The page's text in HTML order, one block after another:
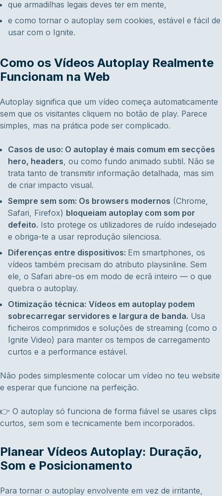
que armadilhas legais deves ter em mente,
e como tornar o autoplay sem cookies, estável e fácil de
usar com o Ignite.
Como os Vídeos Autoplay Realmente
Funcionam na Web
Autoplay significa que um vídeo começa automaticamente
sem que os visitantes cliquem no botão de play. Parece
simples, mas na prática pode ser complicado.
Casos de uso: O autoplay é mais comum em secções
hero, headers, ou como fundo animado subtil. Não se
trata tanto de transmitir informação detalhada, mas sim
de criar impacto visual.
Sempre sem som: Os browsers modernos (Chrome,
Safari, Firefox) bloqueiam autoplay com som por
defeito. Isto protege os utilizadores de ruído indesejado
e obriga-te a usar reprodução silenciosa.
Diferenças entre dispositivos: Em smartphones, os
vídeos também precisam do atributo playsinline. Sem
ele, o Safari abre-os em modo de ecrã inteiro — o que
quebra o autoplay.
Otimização técnica: Vídeos em autoplay podem
sobrecarregar servidores e largura de banda. Usa
ficheiros comprimidos e soluções de streaming (como o
Ignite Video) para manter os tempos de carregamento
curtos e a performance estável.
Não podes simplesmente colocar um vídeo no teu website
e esperar que funcione na perfeição.
👉 O autoplay só funciona de forma fiável se usares clips
curtos, sem som e tecnicamente bem incorporados.
Planear Vídeos Autoplay: Duração,
Som e Posicionamento
Para tornar o autoplay envolvente em vez de irritante,